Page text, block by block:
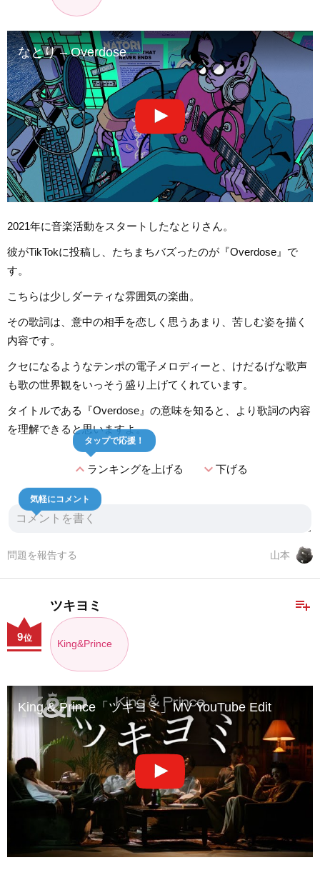
なとり – Overdose
2021年に音楽活動をスタートしたなとりさん。
彼がTikTokに投稿し、たちまちバズったのが『Overdose』で
す。
こちらは少しダーティな雰囲気の楽曲。
その歌詞は、意中の相手を恋しく思うあまり、苦しむ姿を描く
内容です。
クセになるようなテンポの電子メロディーと、けだるげな歌声
も歌の世界観をいっそう盛り上げてくれています。
タイトルである『Overdose』の意味を知ると、より歌詞の内容
を理解できると思いますよ。
expand_lessランキングを上げる
タップで応援！
expand_more下げる
気軽にコメント
山本
問題を報告する
playlist_add
ツキヨミ
King&Prince
9位
King & Prince「ツキヨミ」MV YouTube Edit